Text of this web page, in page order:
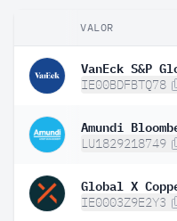
VALOR
VanEck S&P
IE00BDFBTQ78
LU1829218749
Global X
IE0003Z9E2Y3